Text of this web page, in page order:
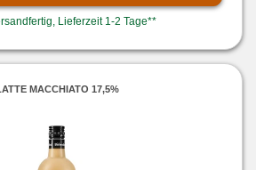
Lieferzeit 1-2 Tage**
MACCHIATO 17,5%